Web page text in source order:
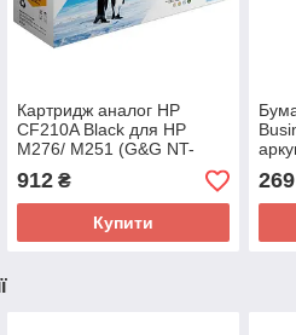
Картридж аналог HP
CF210A Black для HP
M276/ M251 (G&G NT-
CF210A)
912₴
Купити
269